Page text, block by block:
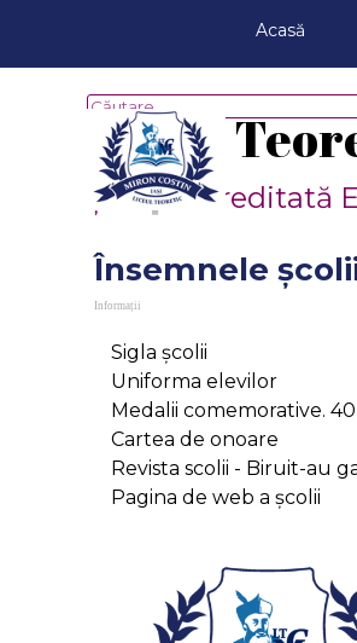
Acasă
Liceul
Școală acreditată
Însemnele
Informații
Sigla școlii
Uniforma elevilor
Medalii comemorative.
Cartea de onoare
Revista scolii - Biruit-au
Pagina de web a școlii